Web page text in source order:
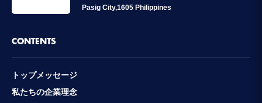
Pasig City,1605 Philippines
CONTENTS
トップメッセージ
私たちの企業理念